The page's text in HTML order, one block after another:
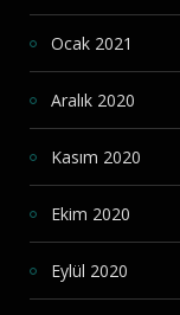
Ocak 2021
Aralık 2020
Kasım 2020
Ekim 2020
Eylül 2020